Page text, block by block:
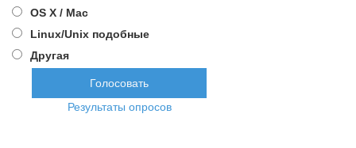
OS X / Mac
Linux/Unix подобные
Другая
Результаты опросов